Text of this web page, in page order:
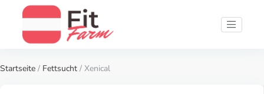
Startseite / Fettsucht / Xenical